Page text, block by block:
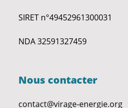
SIRET n°49452961300031
NDA 32591327459
Nous contacter
contact@virage-energie.org